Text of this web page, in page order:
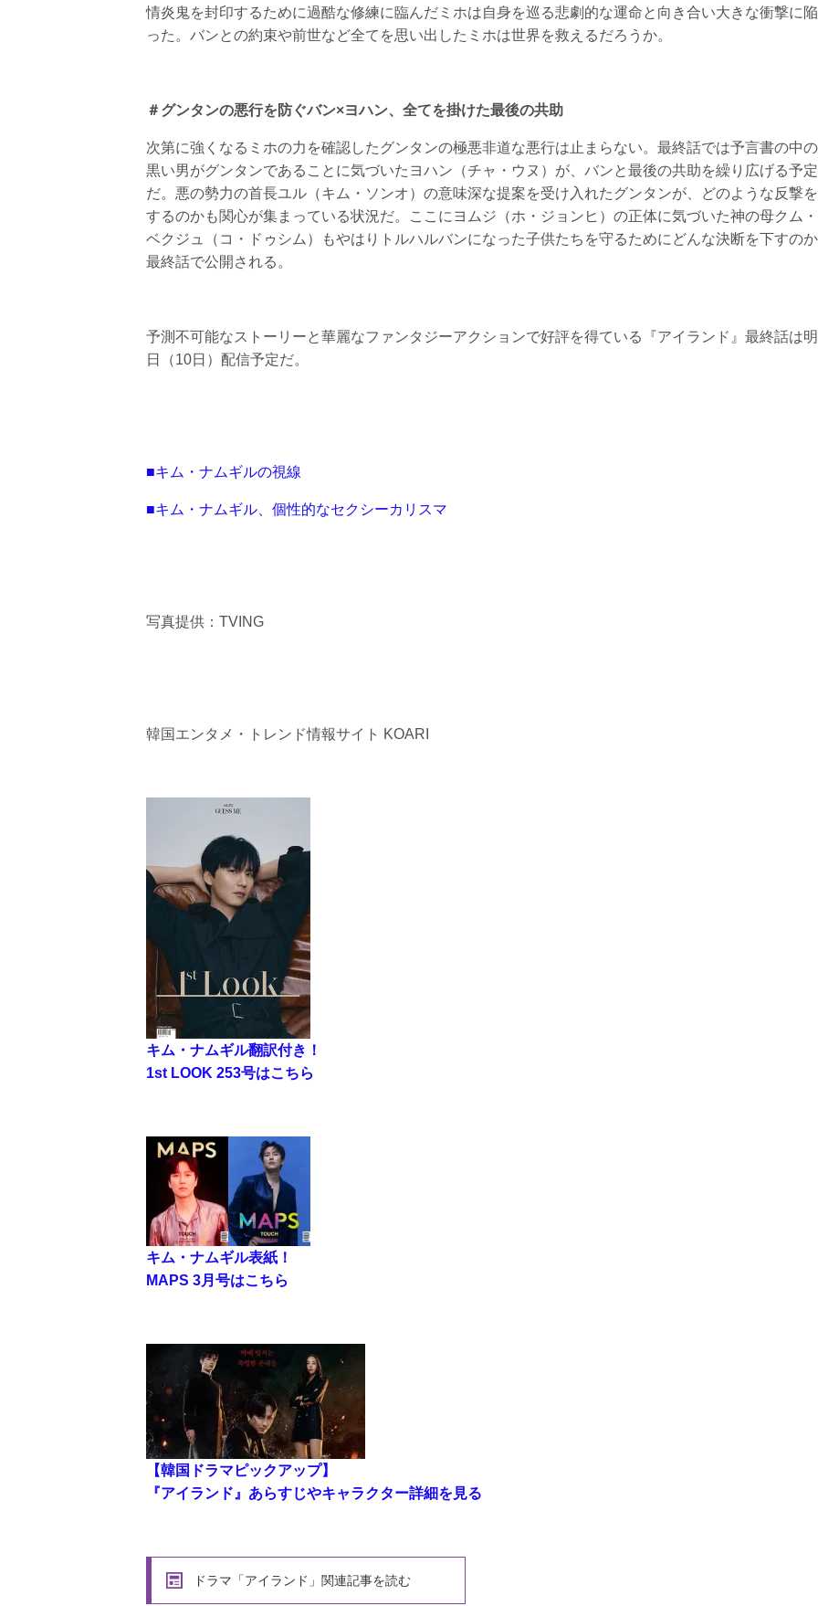
情炎鬼を封印するために過酷な修練に臨んだミホは自身を巡る悲劇的な運命と向き合い大きな衝撃に陥
った。バンとの約束や前世など全てを思い出したミホは世界を救えるだろうか。
＃グンタンの悪行を防ぐバン×ヨハン、全てを掛けた最後の共助
次第に強くなるミホの力を確認したグンタンの極悪非道な悪行は止まらない。最終話では予言書の中の
黒い男がグンタンであることに気づいたヨハン（チャ・ウヌ）が、バンと最後の共助を繰り広げる予定
だ。悪の勢力の首長ユル（キム・ソンオ）の意味深な提案を受け入れたグンタンが、どのような反撃を
するのかも関心が集まっている状況だ。ここにヨムジ（ホ・ジョンヒ）の正体に気づいた神の母クム・
ベクジュ（コ・ドゥシム）もやはりトルハルバンになった子供たちを守るためにどんな決断を下すのか
最終話で公開される。
予測不可能なストーリーと華麗なファンタジーアクションで好評を得ている『アイランド』最終話は明
日（10日）配信予定だ。
■キム・ナムギルの視線
■キム・ナムギル、個性的なセクシーカリスマ
写真提供：TVING
韓国エンタメ・トレンド情報サイト KOARI
キム・ナムギル翻訳付き！
1st LOOK 253号はこちら
キム・ナムギル表紙！
MAPS 3月号はこちら
【韓国ドラマピックアップ】
『アイランド』あらすじやキャラクター詳細を見る
ドラマ「アイランド」関連記事を読む